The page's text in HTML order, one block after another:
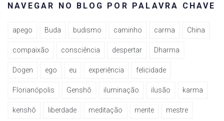
NAVEGAR NO BLOG POR PALAVRA CHAVE
apego Buda budismo caminho carma China
compaixão consciência despertar Dharma
Dogen ego eu experiência felicidade
Florianópolis Genshô iluminação ilusão karma
kenshô liberdade meditação mente mestre